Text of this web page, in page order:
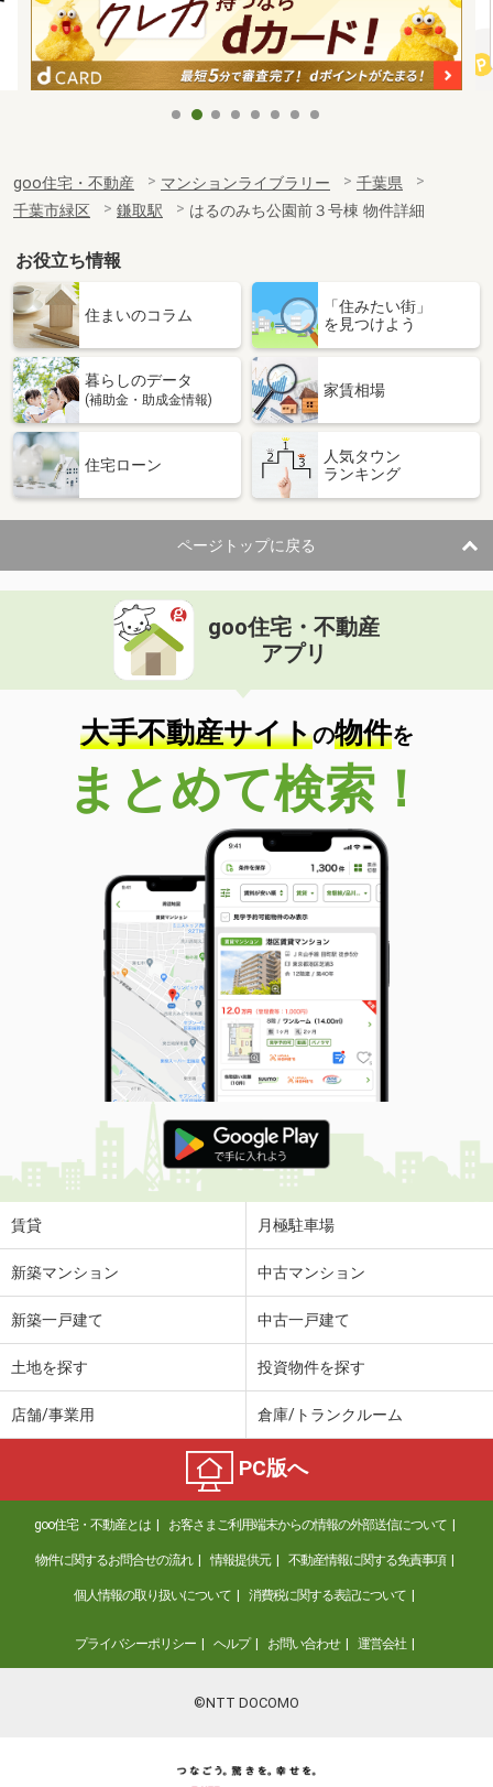
goo住宅・不動産 マンションライブラリー
千葉県
千葉市緑区
鎌取駅 はるのみち公園前３号棟 物件詳細
お役立ち情報
住まいのコラム
「住みたい街」
を見つけよう
暮らしのデータ
(補助金・助成金情報)
家賃相場
住宅ローン
人気タウン
ランキング
ページトップに戻る
goo住宅・不動産
アプリ
大手不動産サイトの物件を
まとめて検索！
賃貸 月極駐車場
新築マンション 中古マンション
新築一戸建て 中古一戸建て
土地を探す 投資物件を探す
店舗/事業用 倉庫/トランクルーム
PC版へ
goo住宅・不動産とは お客さまご利用端末からの情報の外部送信について
物件に関するお問合せの流れ 情報提供元 不動産情報に関する免責事項
個人情報の取り扱いについて 消費税に関する表記について
プライバシーポリシー ヘルプ お問い合わせ 運営会社
©NTT DOCOMO